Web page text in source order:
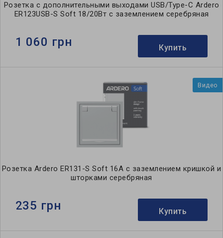
Розетка с дополнительными выходами USB/Type-C Ardero
ER123USB-S Soft 18/20Вт c заземлением серебряная
1 060 грн Купить
Видео
Розетка Ardero ER131-S Soft 16А c заземлением кришкой и
шторками серебряная
235 грн Купить